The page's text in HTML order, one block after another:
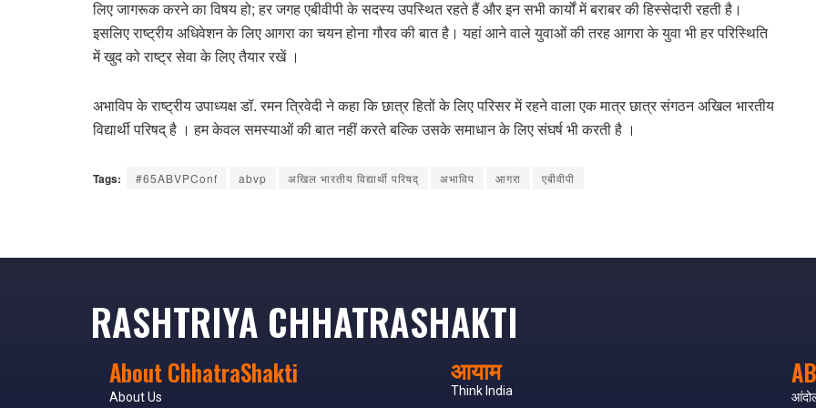
लिए जागरूक करने का विषय हो; हर जगह एबीवीपी के सदस्य उपस्थित रहते हैं और इन सभी कार्यों में बराबर की हिस्सेदारी रहती है।
इसलिए राष्ट्रीय अधिवेशन के लिए आगरा का चयन होना गौरव की बात है। यहां आने वाले युवाओं की तरह आगरा के युवा भी हर परिस्थिति
में खुद को राष्ट्र सेवा के लिए तैयार रखें ।
अभाविप के राष्ट्रीय उपाध्यक्ष डॉ. रमन त्रिवेदी ने कहा कि छात्र हितों के लिए परिसर में रहने वाला एक मात्र छात्र संगठन अखिल भारतीय
विद्यार्थी परिषद् है । हम केवल समस्याओं की बात नहीं करते बल्कि उसके समाधान के लिए संघर्ष भी करती है ।
Tags: #65ABVPConf abvp अखिल भारतीय विद्यार्थी परिषद् अभाविप आगरा एबीवीपी
RASHTRIYA CHHATRASHAKTI
About ChhatraShakti
About Us
आयाम
Think India